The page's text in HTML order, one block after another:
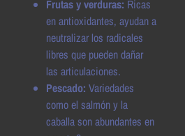
Frutas y verduras: Ricas
en antioxidantes, ayudan a
neutralizar los radicales
libres que pueden dañar
las articulaciones.
Pescado: Variedades
como el salmón y la
caballa son abundantes en